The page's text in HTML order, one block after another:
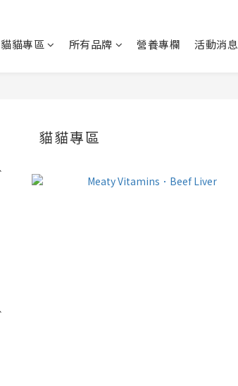
貓貓專區 所有品牌 營養專欄 活動消息
貓貓專區